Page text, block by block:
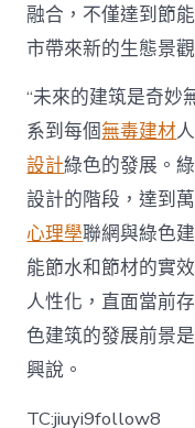
融合，不僅達到節
市帶來新的生態景觀
“未來的建筑是奇妙
系到每個無毒建材
設計綠色的發展。
設計的階段，達到
心理學聯網與綠色
能節水和節材的實
人性化，直面當前
色建筑的發展前景
興說。
TC:jiuyi9follow8